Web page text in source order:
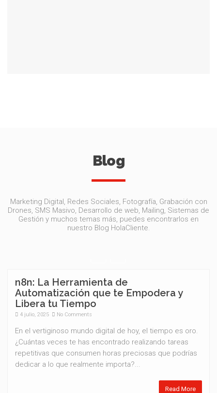
Blog
Marketing Digital, Redes Sociales, Fotografía, Grabación con
Drones, SMS Masivo, Desarrollo de web, Mailing, Sistemas de
Gestión y muchos temas más, puedes encontrarlos en
nuestro Blog HolaCliente.
n8n: La Herramienta de
Automatización que te Empodera y
Libera tu Tiempo
4 julio, 2025 No Comments
En el vertiginoso mundo digital de hoy, el tiempo es oro.
¿Cuántas veces te has encontrado realizando tareas
repetitivas que consumen horas preciosas que podrías
dedicar a lo que realmente importa?...
Read More